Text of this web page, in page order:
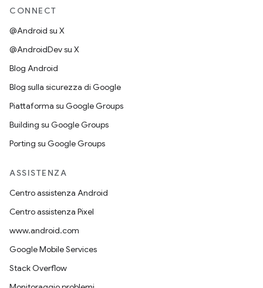
CONNECT
@Android su X
@AndroidDev su X
Blog Android
Blog sulla sicurezza di Google
Piattaforma su Google Groups
Building su Google Groups
Porting su Google Groups
ASSISTENZA
Centro assistenza Android
Centro assistenza Pixel
www.android.com
Google Mobile Services
Stack Overflow